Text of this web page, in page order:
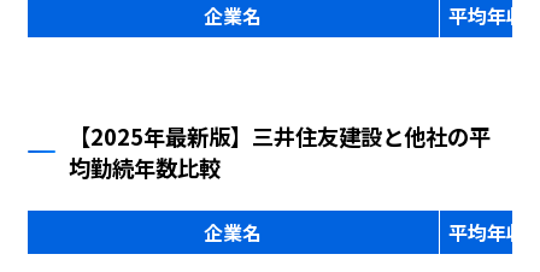
企業名 平均年収
【2025年最新版】三井住友建設と他社の平
均勤続年数比較
企業名 平均年収